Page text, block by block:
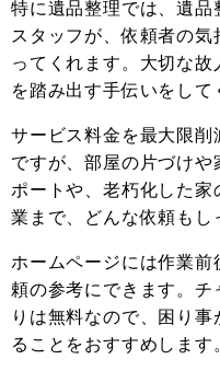
特に遺品整理では、遺品
スタッフが、依頼者の
ってくれます。大切な
を踏み出す手伝いをして
サービス料金を最大限削
ですが、部屋の片づけ
ポートや、老朽化した
業まで、どんな依頼もし
ホームページには作業
頼の参考にできます。
りは無料なので、困り
ることをおすすめします